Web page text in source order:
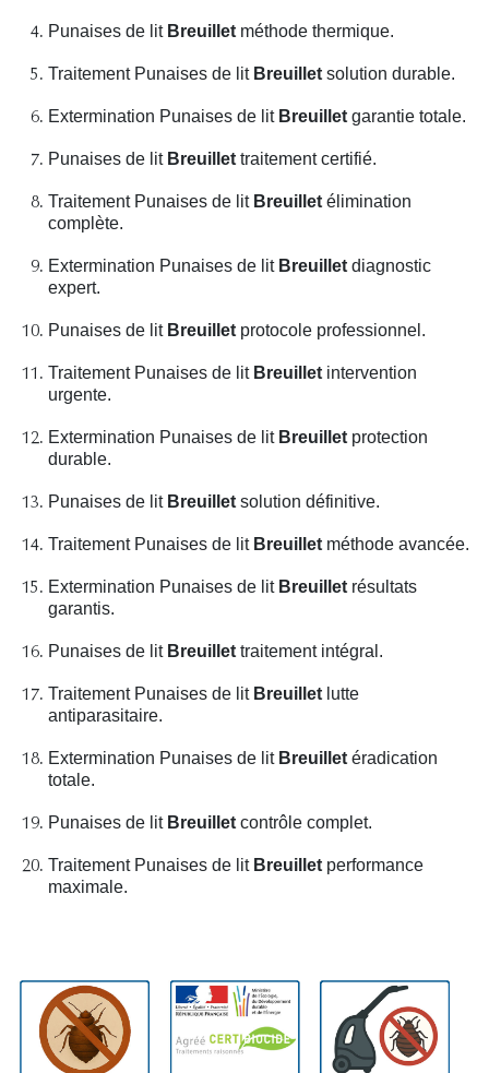
Punaises de lit Breuillet méthode thermique.
Traitement Punaises de lit Breuillet solution durable.
Extermination Punaises de lit Breuillet garantie totale.
Punaises de lit Breuillet traitement certifié.
Traitement Punaises de lit Breuillet élimination
complète.
Extermination Punaises de lit Breuillet diagnostic
expert.
Punaises de lit Breuillet protocole professionnel.
Traitement Punaises de lit Breuillet intervention
urgente.
Extermination Punaises de lit Breuillet protection
durable.
Punaises de lit Breuillet solution définitive.
Traitement Punaises de lit Breuillet méthode avancée.
Extermination Punaises de lit Breuillet résultats
garantis.
Punaises de lit Breuillet traitement intégral.
Traitement Punaises de lit Breuillet lutte
antiparasitaire.
Extermination Punaises de lit Breuillet éradication
totale.
Punaises de lit Breuillet contrôle complet.
Traitement Punaises de lit Breuillet performance
maximale.